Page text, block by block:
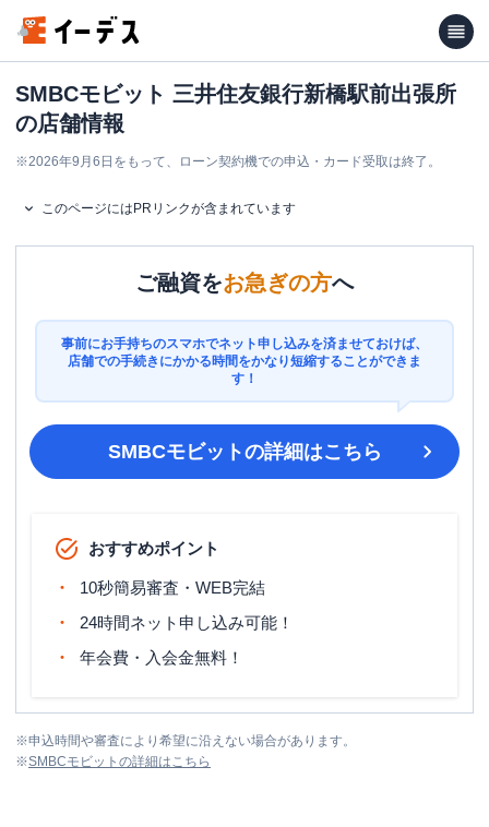
SMBCモビット 三井住友銀行新橋駅前出張所
の店舗情報
※2026年9月6日をもって、ローン契約機での申込・カード受取は終了。
このページにはPRリンクが含まれています
ご融資をお急ぎの方へ
事前にお手持ちのスマホでネット申し込みを済ませておけば、
店舗での手続きにかかる時間をかなり短縮することができま
す！
SMBCモビットの詳細はこちら
おすすめポイント
10秒簡易審査・WEB完結
24時間ネット申し込み可能！
年会費・入会金無料！
※申込時間や審査により希望に沿えない場合があります。
※SMBCモビット の詳細はこちら